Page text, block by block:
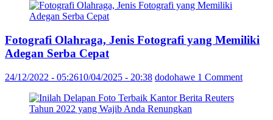
Fotografi Olahraga, Jenis Fotografi yang Memiliki
Adegan Serba Cepat
24/12/2022 - 05:2610/04/2025 - 20:38 dodohawe 1 Comment